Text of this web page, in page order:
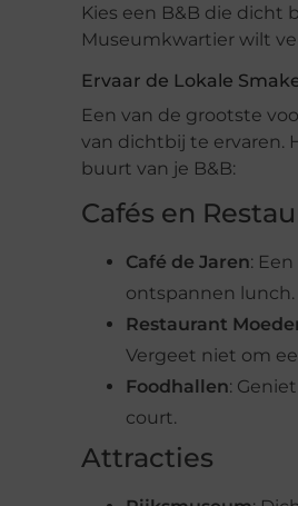
Kies een B&B die dicht
Museumkwartier wilt
Ervaar de Lokale
Een van de grootste
van dichtbij te ervaren.
buurt van je B&B:
Cafés en
Café de Jaren:
ontspannen lunch.
Restaurant
Vergeet niet om
Foodhallen:
court.
Attracties